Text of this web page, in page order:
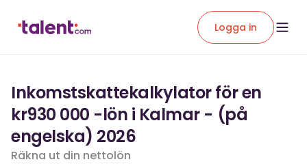
Logga in
Inkomstskattekalkylator för en
kr930 000 -lön i Kalmar - (på
engelska) 2026
Räkna ut din nettolön